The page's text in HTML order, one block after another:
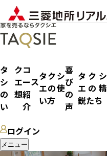
タク
シエ
の想
い
コ
ース
紹
介
タクシ
エの使
い方
喜
び
の
声
タクシ
エの精
鋭たち
ログイン
メニュー
不動産登記